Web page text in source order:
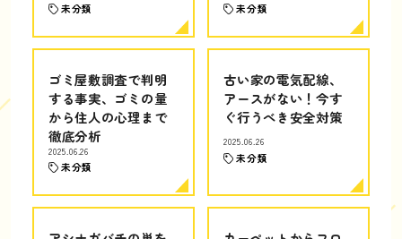
未分類 未分類
ゴミ屋敷調査で判明
する事実、ゴミの量
から住人の心理まで
徹底分析
2025.06.26
未分類
古い家の電気配線、
アースがない！今す
ぐ行うべき安全対策
2025.06.26
未分類